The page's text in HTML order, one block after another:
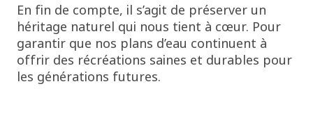
En fin de compte, il s’agit de préserver un
héritage naturel qui nous tient à cœur. Pour
garantir que nos plans d’eau continuent à
offrir des récréations saines et durables pour
les générations futures.